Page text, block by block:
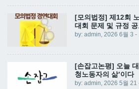
[모의법정] 제12회
대회 문제 및 규정 공
by: admin, 2026 6월 3 -
[손잡고논평] 오늘
청노동자의 삶’이다
by: admin , 2026 5월